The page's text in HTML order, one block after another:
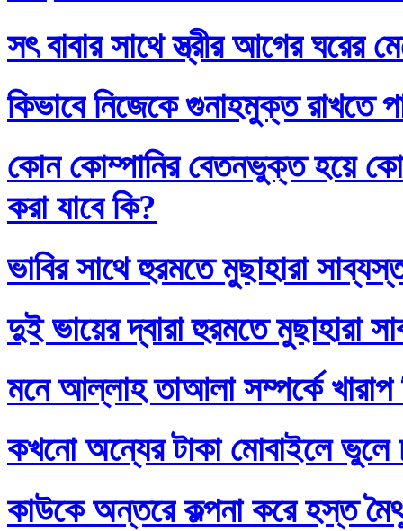
সৎ বাবার সাথে স্ত্রীর আগের ঘরের
কিভাবে নিজেকে গুনাহমুক্ত রাখতে
কোন কোম্পানির বেতনভুক্ত হয়ে
করা যাবে কি?
ভাবির সাথে হুরমতে মুছাহারা
দুই ভায়ের দ্বারা হুরমতে মুছাহারা
মনে আল্লাহ তাআলা সম্পর্কে
কখনো অন্যের টাকা মোবাইলে ভুলে
কাউকে অন্তরে কল্পনা করে হস্ত